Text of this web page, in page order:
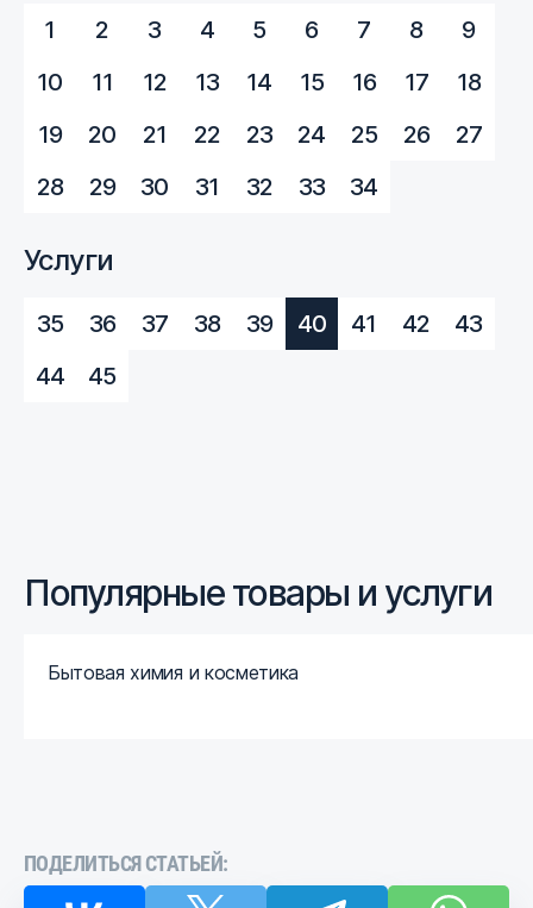
1 2 3 4 5 6 7 8
9
10
11 12 13 14 15 16 17
18
19
20 21 22 23 24 25 26
27
28
29 30 31 32 33 34
Услуги
35 36 37 38 39 40 41 42
43
44
45
Популярные товары и услуги
Бытовая химия и косметика
ПОДЕЛИТЬСЯ СТАТЬЕЙ: